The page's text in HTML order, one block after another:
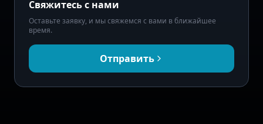
Свяжитесь с нами
Оставьте заявку, и мы свяжемся с вами в ближайшее
время.
Отправить